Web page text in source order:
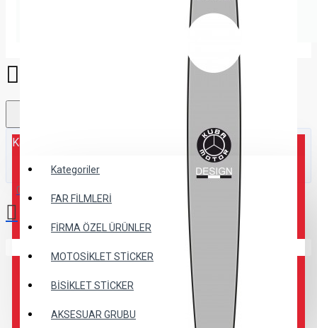
Kategoriler
Kategoriler
FAR FİLMLERİ
FİRMA ÖZEL ÜRÜNLER
MOTOSİKLET STİCKER
BİSİKLET STİCKER
AKSESUAR GRUBU
0 ürün - 0,00TL